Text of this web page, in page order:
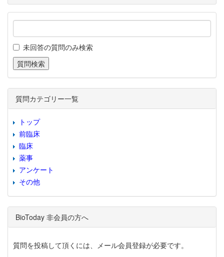
未回答の質問のみ検索
質問カテゴリー一覧
トップ
前臨床
臨床
薬事
アンケート
その他
BioToday 非会員の方へ
質問を投稿して頂くには、メール会員登録が必要です。